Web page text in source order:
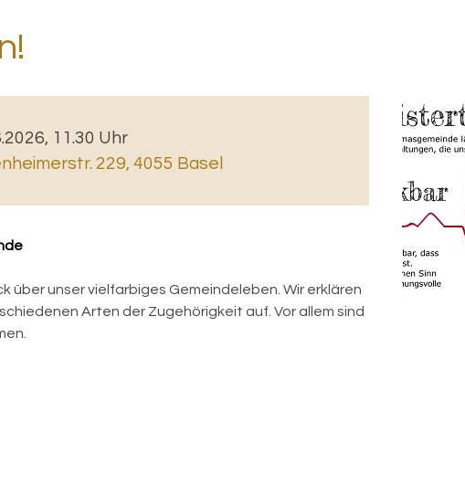
11.30 Uhr
229, 4055 Basel
über unser vielfarbiges Gemeindeleben. Wir erklären
Arten der Zugehörigkeit auf. Vor allem sind